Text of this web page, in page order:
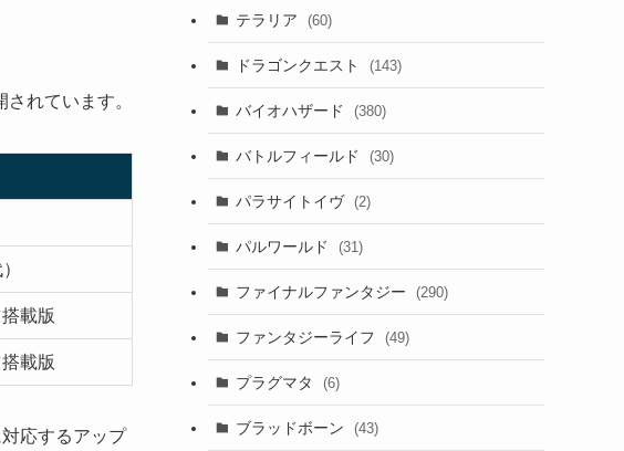
れています。
載版
載版
応するアップ
テラリア (60)
ドラゴンクエスト (143)
バイオハザード (380)
バトルフィールド (30)
パラサイトイヴ (2)
パルワールド (31)
ファイナルファンタジー (290)
ファンタジーライフ (49)
プラグマタ (6)
ブラッドボーン (43)